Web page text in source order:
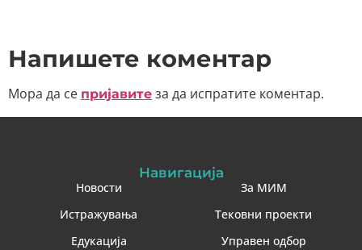
Напишете коментар
Мора да се пријавите за да испратите коментар.
Навигација
Новости
Истражувања
Едукација
За МИМ
Тековни проекти
Управен одбор